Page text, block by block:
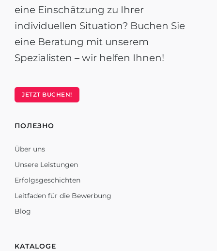
eine Einschätzung zu Ihrer
individuellen Situation? Buchen Sie
eine Beratung mit unserem
Spezialisten – wir helfen Ihnen!
JETZT BUCHEN!
ПОЛЕЗНО
Über uns
Unsere Leistungen
Erfolgsgeschichten
Leitfaden für die Bewerbung
Blog
KATALOGE